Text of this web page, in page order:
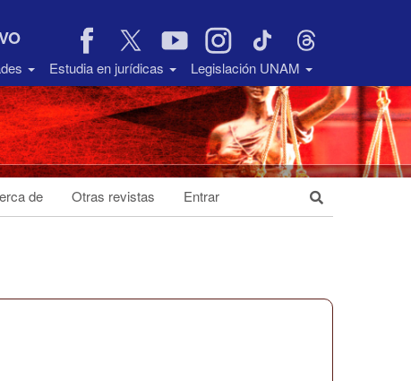
Estudia en jurídicas Legislación UNAM
de Otras revistas Entrar